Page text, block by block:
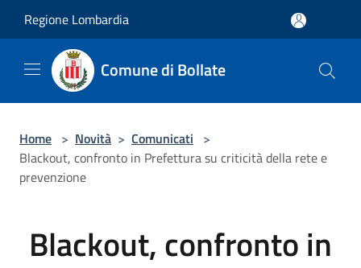
Regione Lombardia
Comune di Bollate
Home > Novità > Comunicati >
Blackout, confronto in Prefettura su criticità della rete e
prevenzione
Blackout, confronto in